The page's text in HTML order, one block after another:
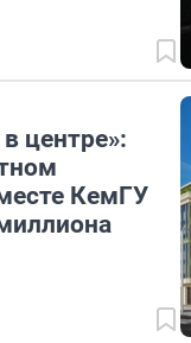
центре»:
КемГУ